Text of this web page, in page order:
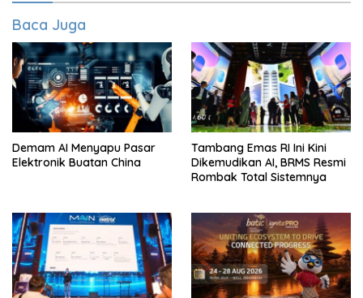
Baca Juga
Demam AI Menyapu Pasar
Elektronik Buatan China
Tambang Emas RI Ini Kini
Dikemudikan AI, BRMS Resmi
Rombak Total Sistemnya